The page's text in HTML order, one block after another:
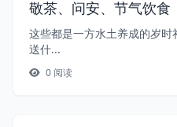
敬茶、问安、节气饮食
这些都是一方水土养成的岁
送什...
0 阅读